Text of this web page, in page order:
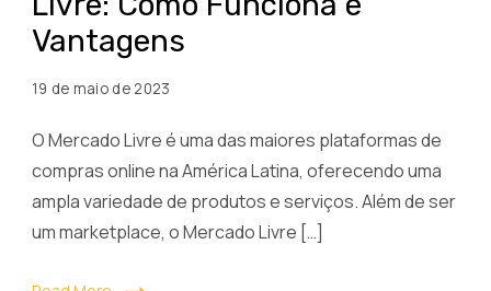
Mercado
Livre
Funciona
Vantagens
Vantagens
19 de maio de 2023
O Mercado Livre é uma das maiores plataformas de
compras online na América Latina, oferecendo uma
ampla variedade de produtos e serviços. Além de ser
um marketplace, o Mercado Livre […]